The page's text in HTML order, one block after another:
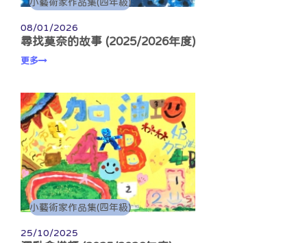
小藝術家作品集(四年級)
08/01/2026
尋找莫奈的故事 (2025/2026年度)
更多
小藝術家作品集(四年級)
25/10/2025